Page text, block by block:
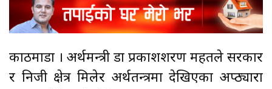
काठमाडौँ । अर्थमन्त्री डा प्रकाशशरण महतले सरकार
र निजी क्षेत्र मिलेर अर्थतन्त्रमा देखिएका अप्ठ्यारा